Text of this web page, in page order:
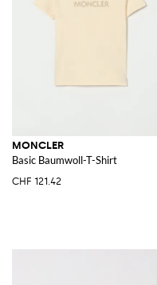
MONCLER
Basic Baumwoll-T-Shirt
CHF 121.42